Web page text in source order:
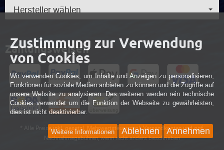
Hersteller wählen
Zahlungsweisen
* Alle Preise inkl. gesetzl. Mehrwertsteuer zzgl. Versandkosten und ggf.
Nachnahmegebühren, wenn nicht anders beschrieben
Zustimmung zur Verwendung
von Cookies
Wir verwenden Cookies, um Inhalte und Anzeigen zu personalisieren,
Funktionen für soziale Medien anbieten zu können und die Zugriffe auf
unsere Website zu analysieren. Des weiteren werden rein technische
Cookies verwendet um die Funktion der Webseite zu gewährleisten,
dies ist nicht deaktivierbar.
Annehmen
Ablehnen
Weitere Informationen